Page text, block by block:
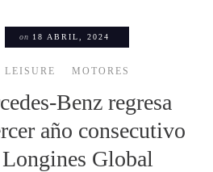
on 18 ABRIL, 2024
LEISURE MOTORES
Benz regresa
año consecutivo
Global